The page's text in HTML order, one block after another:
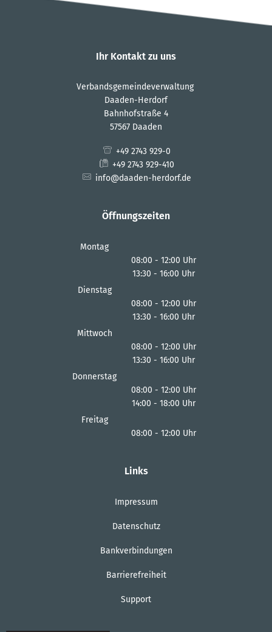
Ihr Kontakt zu uns
Verbandsgemeindeverwaltung
Daaden-Herdorf
Bahnhofstraße 4
57567 Daaden
+49 2743 929-0
+49 2743 929-410
info@daaden-herdorf.de
Öffnungszeiten
Montag
08:00 - 12:00 Uhr
Von 08:00 bis 12:00 Uhr
13:30 - 16:00 Uhr
Dienstag
08:00 - 12:00 Uhr
Von 08:00 bis 12:00 Uhr
13:30 - 16:00 Uhr
Mittwoch
08:00 - 12:00 Uhr
Von 08:00 bis 12:00 Uhr
13:30 - 16:00 Uhr
Donnerstag
08:00 - 12:00 Uhr
Von 08:00 bis 12:00 Uhr
14:00 - 18:00 Uhr
Freitag
08:00 - 12:00 Uhr
Links
Impressum
Datenschutz
Bankverbindungen
Barrierefreiheit
Support